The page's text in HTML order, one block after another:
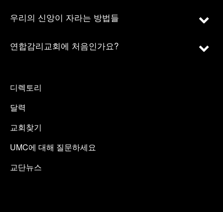
우리의 신앙이 자라는 방법들
연합감리교회에 처음인가요?
디렉토리
달력
교회찾기
UMC에 대해 질문하세요
교단뉴스